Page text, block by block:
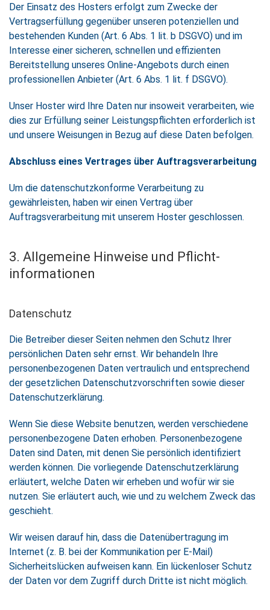
Der Einsatz des Hosters erfolgt zum Zwecke der
Vertragserfüllung gegenüber unseren potenziellen und
bestehenden Kunden (Art. 6 Abs. 1 lit. b DSGVO) und im
Interesse einer sicheren, schnellen und effizienten
Bereitstellung unseres Online-Angebots durch einen
professionellen Anbieter (Art. 6 Abs. 1 lit. f DSGVO).
Unser Hoster wird Ihre Daten nur insoweit verarbeiten, wie
dies zur Erfüllung seiner Leistungspflichten erforderlich ist
und unsere Weisungen in Bezug auf diese Daten befolgen.
Abschluss eines Vertrages über Auftragsverarbeitung
Um die datenschutzkonforme Verarbeitung zu
gewährleisten, haben wir einen Vertrag über
Auftragsverarbeitung mit unserem Hoster geschlossen.
3. Allgemeine Hinweise und Pflicht­
informationen
Datenschutz
Die Betreiber dieser Seiten nehmen den Schutz Ihrer
persönlichen Daten sehr ernst. Wir behandeln Ihre
personenbezogenen Daten vertraulich und entsprechend
der gesetzlichen Datenschutzvorschriften sowie dieser
Datenschutzerklärung.
Wenn Sie diese Website benutzen, werden verschiedene
personenbezogene Daten erhoben. Personenbezogene
Daten sind Daten, mit denen Sie persönlich identifiziert
werden können. Die vorliegende Datenschutzerklärung
erläutert, welche Daten wir erheben und wofür wir sie
nutzen. Sie erläutert auch, wie und zu welchem Zweck das
geschieht.
Wir weisen darauf hin, dass die Datenübertragung im
Internet (z. B. bei der Kommunikation per E-Mail)
Sicherheitslücken aufweisen kann. Ein lückenloser Schutz
der Daten vor dem Zugriff durch Dritte ist nicht möglich.